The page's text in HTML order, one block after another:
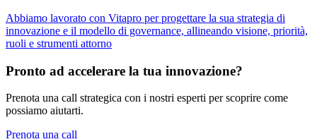
Abbiamo lavorato con Vitapro per progettare la sua strategia di
innovazione e il modello di governance, allineando visione, priorità,
ruoli e strumenti attorno
Pronto ad accelerare la tua innovazione?
Prenota una call strategica con i nostri esperti per scoprire come
possiamo aiutarti.
Prenota una call